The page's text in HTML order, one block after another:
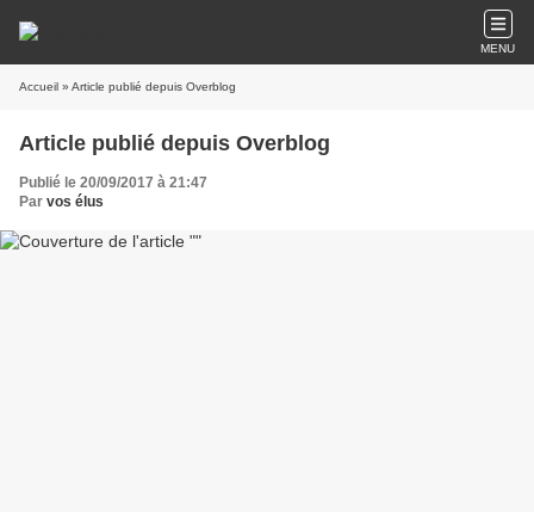
MENU
Accueil » Article publié depuis Overblog
Article publié depuis Overblog
Publié le 20/09/2017 à 21:47
Par vos élus